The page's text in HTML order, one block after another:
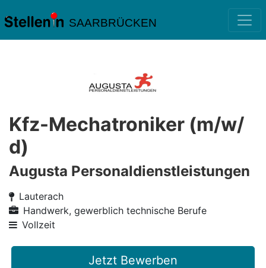
SAARBRÜCKEN
Kfz-Mechatroniker (m/w/
d)
Augusta Personaldienstleistungen
Lauterach
Handwerk, gewerblich technische Berufe
Vollzeit
Jetzt Bewerben